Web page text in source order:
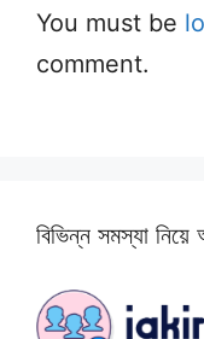
You must be
comment.
বিভিন্ন সমস্যা